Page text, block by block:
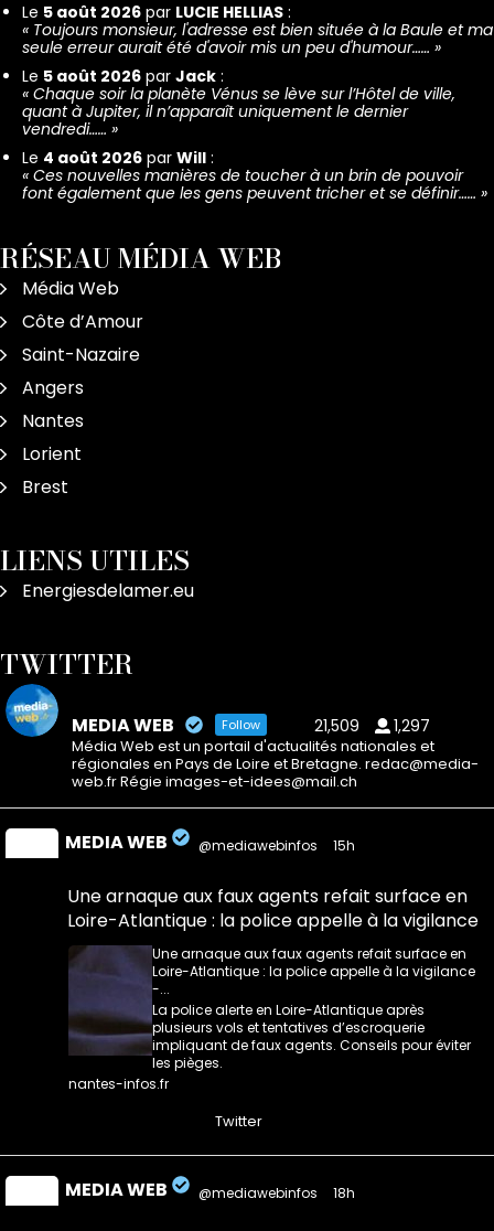
Le 5 août 2026 par LUCIE HELLIAS :
« Toujours monsieur, l'adresse est bien située à la Baule et ma
seule erreur aurait été d'avoir mis un peu d'humour…… »
Le 5 août 2026 par Jack :
« Chaque soir la planète Vénus se lève sur l’Hôtel de ville,
quant à Jupiter, il n’apparaît uniquement le dernier
vendredi…… »
Le 4 août 2026 par Will :
« Ces nouvelles manières de toucher à un brin de pouvoir
font également que les gens peuvent tricher et se définir…… »
RÉSEAU MÉDIA WEB
Média Web
Côte d’Amour
Saint-Nazaire
Angers
Nantes
Lorient
Brest
LIENS UTILES
Energiesdelamer.eu
TWITTER
MEDIA WEB Follow 21,509 1,297
Média Web est un portail d'actualités nationales et
régionales en Pays de Loire et Bretagne. redac@media-
web.fr Régie images-et-idees@mail.ch
MEDIA WEB @mediawebinfos 15h
Une arnaque aux faux agents refait surface en
Loire-Atlantique : la police appelle à la vigilance
Une arnaque aux faux agents refait surface en
Loire-Atlantique : la police appelle à la vigilance
-...
La police alerte en Loire-Atlantique après
plusieurs vols et tentatives d’escroquerie
impliquant de faux agents. Conseils pour éviter
les pièges.
nantes-infos.fr
Twitter
MEDIA WEB @mediawebinfos 18h